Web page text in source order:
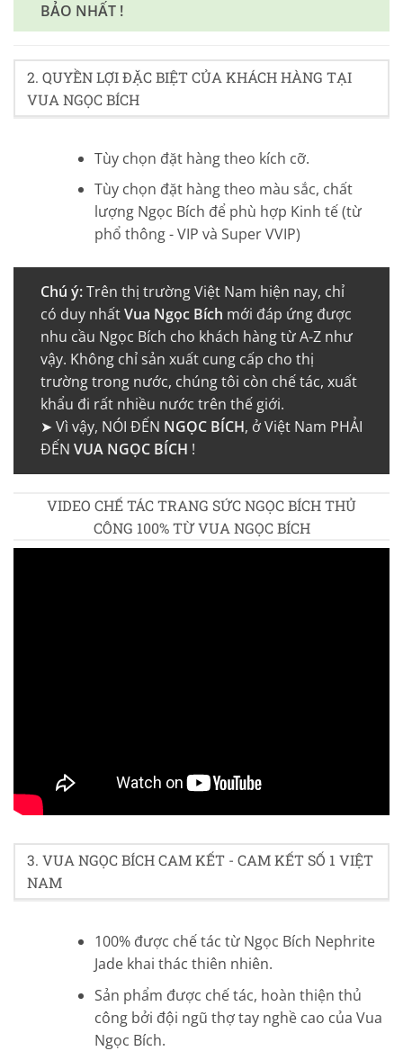
BẢO NHẤT !
2. QUYỀN LỢI ĐẶC BIỆT CỦA KHÁCH HÀNG TẠI
VUA NGỌC BÍCH
Tùy chọn đặt hàng theo kích cỡ.
Tùy chọn đặt hàng theo màu sắc, chất
lượng Ngọc Bích để phù hợp Kinh tế (từ
phổ thông - VIP và Super VVIP)
Chú ý:Trên thị trường Việt Nam hiện nay, chỉ
có duy nhấtVua Ngọc Bích mới đáp ứng được
nhu cầu Ngọc Bích cho khách hàng từ A-Z như
vậy. Không chỉ sản xuất cung cấp cho thị
trường trong nước, chúng tôi còn chế tác, xuất
khẩu đi rất nhiều nước trên thế giới.
➤ Vì vậy, NÓI ĐẾN NGỌC BÍCH, ở Việt Nam PHẢI
ĐẾN VUA NGỌC BÍCH !
VIDEO CHẾ TÁC TRANG SỨC NGỌC BÍCH THỦ
CÔNG 100% TỪ VUA NGỌC BÍCH
4.8/5 - (49 bình chọn)
3. VUA NGỌC BÍCH CAM KẾT - CAM KẾT SỐ 1 VIỆT
NAM
100% được chế tác từ Ngọc Bích Nephrite
Jade khai thác thiên nhiên.
Sản phẩm được chế tác, hoàn thiện thủ
công bởi đội ngũ thợ tay nghề cao của Vua
Ngọc Bích.